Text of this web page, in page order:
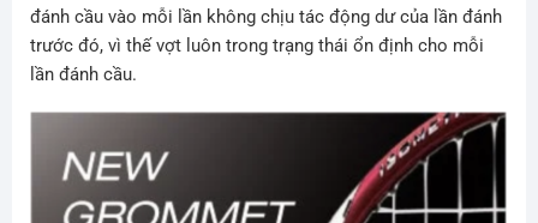
đánh cầu vào mỗi lần không chịu tác động dư của lần đánh
trước đó, vì thế vợt luôn trong trạng thái ổn định cho mỗi
lần đánh cầu.